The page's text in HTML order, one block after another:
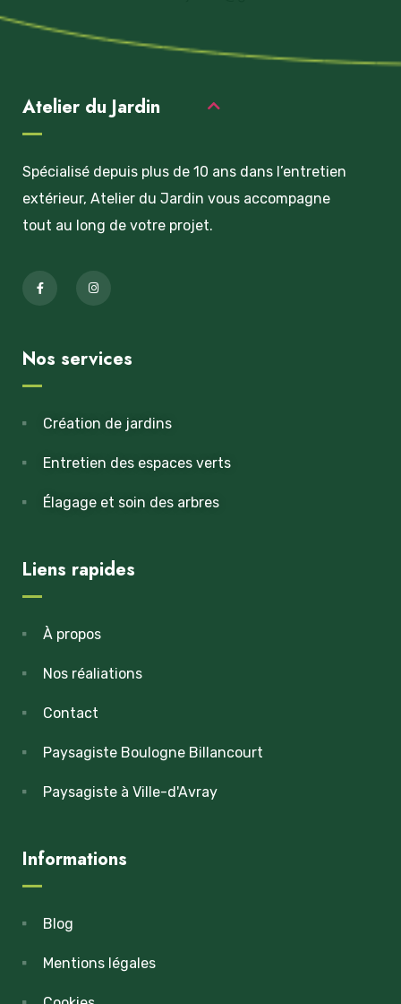
Atelier du Jardin
Spécialisé depuis plus de 10 ans dans l’entretien
extérieur, Atelier du Jardin vous accompagne
tout au long de votre projet.
Nos services
Création de jardins
Entretien des espaces verts
Élagage et soin des arbres
Liens rapides
À propos
Nos réaliations
Contact
Paysagiste Boulogne Billancourt
Paysagiste à Ville-d'Avray
Informations
Blog
Mentions légales